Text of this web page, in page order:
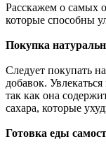
Расскажем о самых
которые способны
Покупка
Следует покупать
добавок.
так как она
сахара, которые
Готовка еды